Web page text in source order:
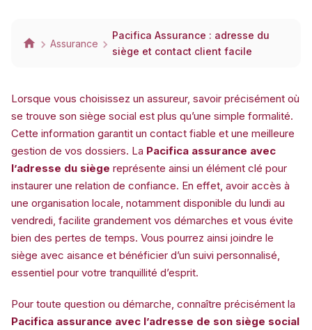
Assurance
Pacifica Assurance : adresse du
siège et contact client facile
Lorsque vous choisissez un assureur, savoir précisément où
se trouve son siège social est plus qu’une simple formalité.
Cette information garantit un contact fiable et une meilleure
gestion de vos dossiers. La Pacifica assurance avec
l’adresse du siège représente ainsi un élément clé pour
instaurer une relation de confiance. En effet, avoir accès à
une organisation locale, notamment disponible du lundi au
vendredi, facilite grandement vos démarches et vous évite
bien des pertes de temps. Vous pourrez ainsi joindre le
siège avec aisance et bénéficier d’un suivi personnalisé,
essentiel pour votre tranquillité d’esprit.
Pour toute question ou démarche, connaître précisément la
Pacifica assurance avec l’adresse de son siège social